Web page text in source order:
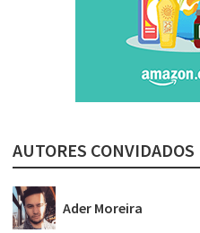
AUTORES CONVIDADOS
Ader Moreira